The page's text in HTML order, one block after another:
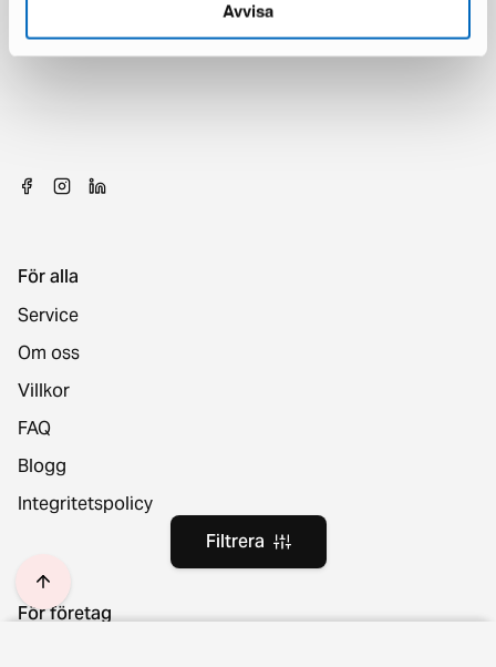
Avvisa
Filtrera
För alla
Service
Om oss
Villkor
FAQ
Blogg
Integritetspolicy
För företag